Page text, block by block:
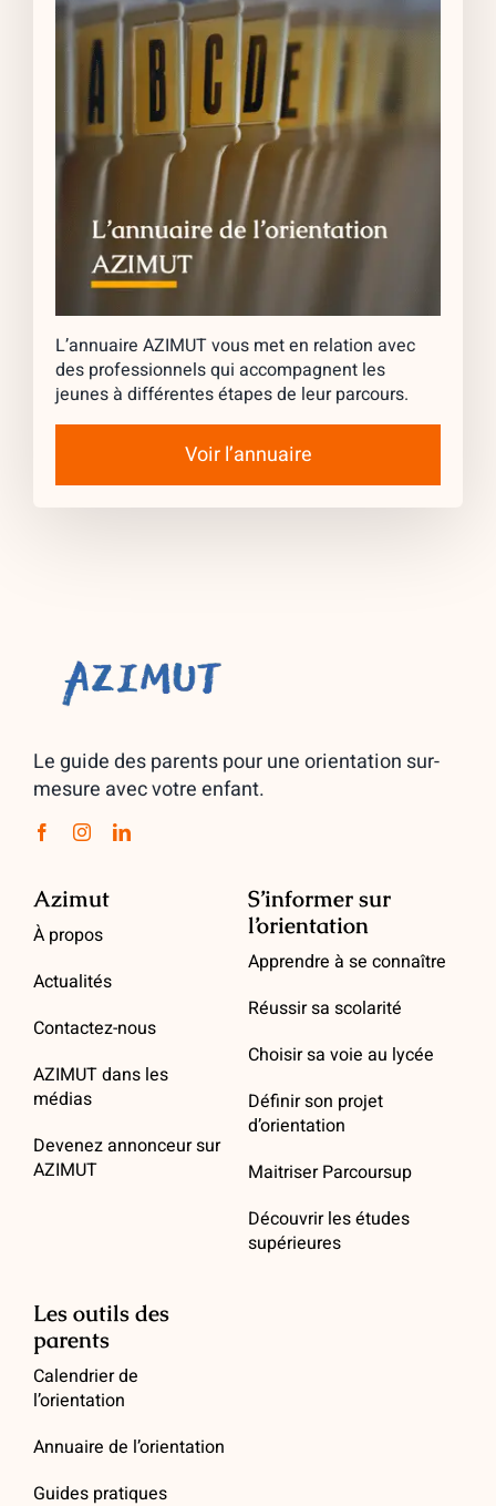
L’annuaire AZIMUT vous met en relation avec
des professionnels qui accompagnent les
jeunes à différentes étapes de leur parcours.
Voir l’annuaire
Le guide des parents pour une orientation sur-
mesure avec votre enfant.
Azimut
À propos
Actualités
Contactez-nous
AZIMUT dans les
médias
Devenez annonceur sur
AZIMUT
S’informer sur
l’orientation
Apprendre à se connaître
Réussir sa scolarité
Choisir sa voie au lycée
Définir son projet
d’orientation
Maitriser Parcoursup
Découvrir les études
supérieures
Les outils des
parents
Calendrier de
l’orientation
Annuaire de l’orientation
Guides pratiques